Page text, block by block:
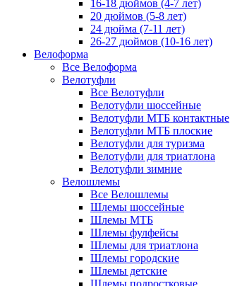
16-18 дюймов (4-7 лет)
20 дюймов (5-8 лет)
24 дюйма (7-11 лет)
26-27 дюймов (10-16 лет)
Велоформа
Все Велоформа
Велотуфли
Все Велотуфли
Велотуфли шоссейные
Велотуфли МТБ контактные
Велотуфли МТБ плоские
Велотуфли для туризма
Велотуфли для триатлона
Велотуфли зимние
Велошлемы
Все Велошлемы
Шлемы шоссейные
Шлемы МТБ
Шлемы фулфейсы
Шлемы для триатлона
Шлемы городские
Шлемы детские
Шлемы подростковые